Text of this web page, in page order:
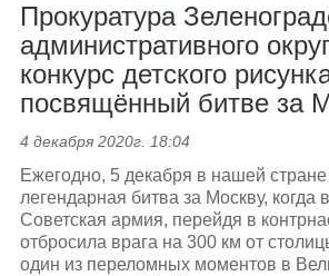
Прокуратура
административного
конкурс детского
посвящённый битве за
4 декабря 2020г. 18:04
Ежегодно, 5 декабря в нашей
легендарная битва за Москву, когда
Советская армия, перейдя в
отбросила врага на 300 км от
один из переломных моментов в